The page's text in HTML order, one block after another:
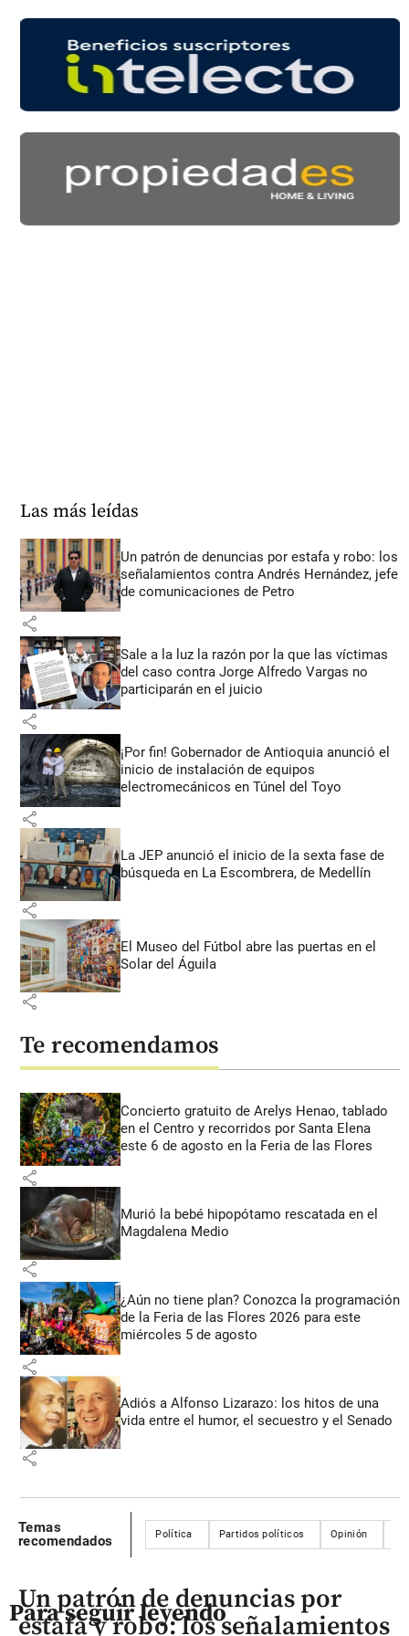
Las más leídas
Un patrón de denuncias por estafa y robo: los
señalamientos contra Andrés Hernández, jefe
de comunicaciones de Petro
share
Sale a la luz la razón por la que las víctimas
del caso contra Jorge Alfredo Vargas no
participarán en el juicio
share
¡Por fin! Gobernador de Antioquia anunció el
inicio de instalación de equipos
electromecánicos en Túnel del Toyo
share
La JEP anunció el inicio de la sexta fase de
búsqueda en La Escombrera, de Medellín
share
El Museo del Fútbol abre las puertas en el
Solar del Águila
share
Te recomendamos
Concierto gratuito de Arelys Henao, tablado
en el Centro y recorridos por Santa Elena
este 6 de agosto en la Feria de las Flores
share
Murió la bebé hipopótamo rescatada en el
Magdalena Medio
share
¿Aún no tiene plan? Conozca la programación
de la Feria de las Flores 2026 para este
miércoles 5 de agosto
share
Adiós a Alfonso Lizarazo: los hitos de una
vida entre el humor, el secuestro y el Senado
share
Temas
recomendados
Política Partidos políticos Opinión
Para seguir leyendo
Un patrón de denuncias por
estafa y robo: los señalamientos